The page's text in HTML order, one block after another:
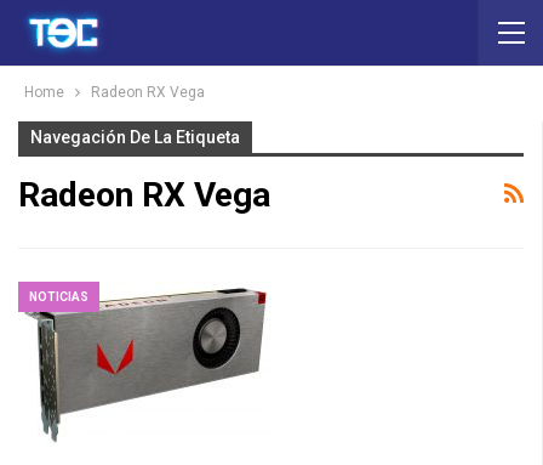
Home Radeon RX Vega
Navegación De La Etiqueta
Radeon RX Vega
NOTICIAS